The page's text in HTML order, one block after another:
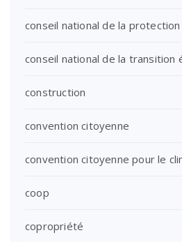
conseil national de la
conseil national de la transition
construction
convention citoyenne
convention citoyenne pour le
coop
copropriété